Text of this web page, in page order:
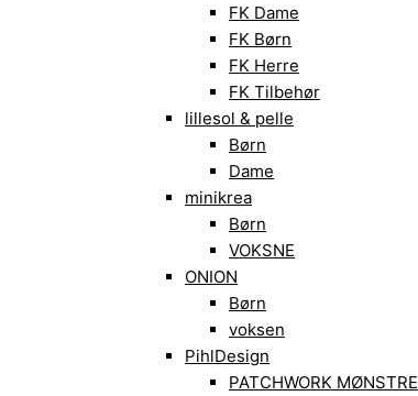
FK Dame
FK Børn
FK Herre
FK Tilbehør
lillesol & pelle
Børn
Dame
minikrea
Børn
VOKSNE
ONION
Børn
voksen
PihlDesign
PATCHWORK MØNSTRE